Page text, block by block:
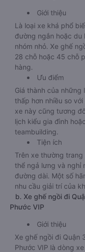
Giới thiệu
Là loại xe khá phổ
đường ngắn hoặc du
nhóm nhỏ. Xe ghế
28 chỗ hoặc 45 chỗ
hàng.
Ưu điểm
Giá thành của
thấp hơn nhiều so
xe này cũng tương
lịch kiểu gia đình
teambuilding.
Tiện ích
Trên xe thường
thể ngả lưng và nghỉ
đường dài. Một số
nhu cầu giải trí của
b. Xe ghế ngồi đi
Phước VIP
Giới thiệu
Xe ghế ngồi đi Quận
Phước VIP là dòng